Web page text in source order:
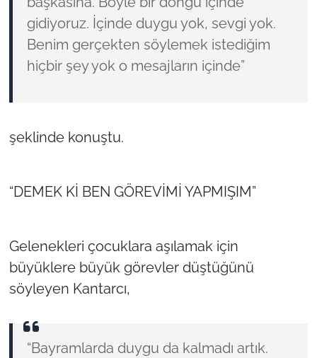
gidiyoruz. İçinde duygu yok, sevgi yok.
Benim gerçekten söylemek istediğim
hiçbir şey yok o mesajların içinde”
şeklinde konuştu.
“DEMEK Kİ BEN GÖREVİMİ YAPMIŞIM”
Gelenekleri çocuklara aşılamak için
büyüklere büyük görevler düştüğünü
söyleyen Kantarcı,
“Bayramlarda duygu da kalmadı artık.